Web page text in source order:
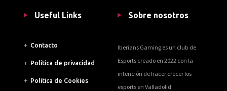
Useful Links
+ Contacto
+ Política de privacidad
+ Politica de Cookies
Sobre nosotros
Iberians Gaming es un club de
Esports creado en 2022 con la
intención de hacer crecer los
esports en Valladolid.